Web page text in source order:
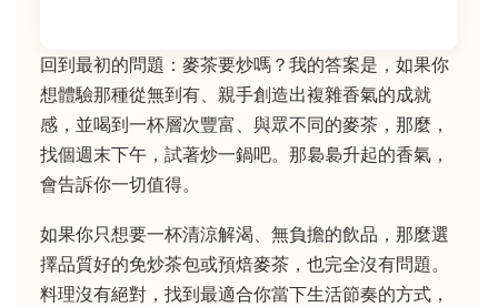
回到最初的問題：麥茶要炒嗎？我的答案是，如果你
想體驗那種從無到有、親手創造出複雜香氣的成就
感，並喝到一杯層次豐富、與眾不同的麥茶，那麼，
找個週末下午，試著炒一鍋吧。那裊裊升起的香氣，
會告訴你一切值得。
如果你只想要一杯清涼解渴、無負擔的飲品，那麼選
擇品質好的免炒茶包或預焙麥茶，也完全沒有問題。
料理沒有絕對，找到最適合你當下生活節奏的方式，